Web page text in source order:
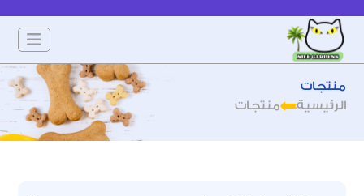
منتجات
الرئيسية
منتجات